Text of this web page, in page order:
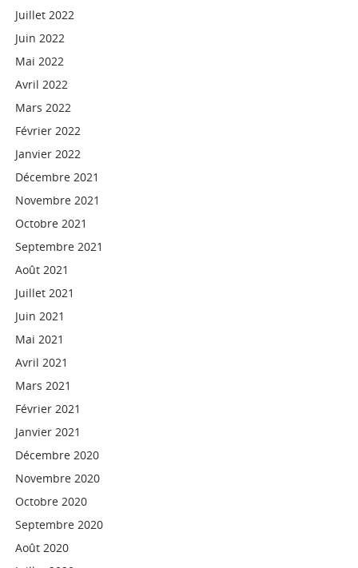
Juillet 2022
Juin 2022
Mai 2022
Avril 2022
Mars 2022
Février 2022
Janvier 2022
Décembre 2021
Novembre 2021
Octobre 2021
Septembre 2021
Août 2021
Juillet 2021
Juin 2021
Mai 2021
Avril 2021
Mars 2021
Février 2021
Janvier 2021
Décembre 2020
Novembre 2020
Octobre 2020
Septembre 2020
Août 2020